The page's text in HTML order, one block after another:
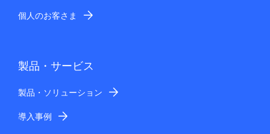
個人のお客さま
製品・サービス
製品・ソリューション
導入事例